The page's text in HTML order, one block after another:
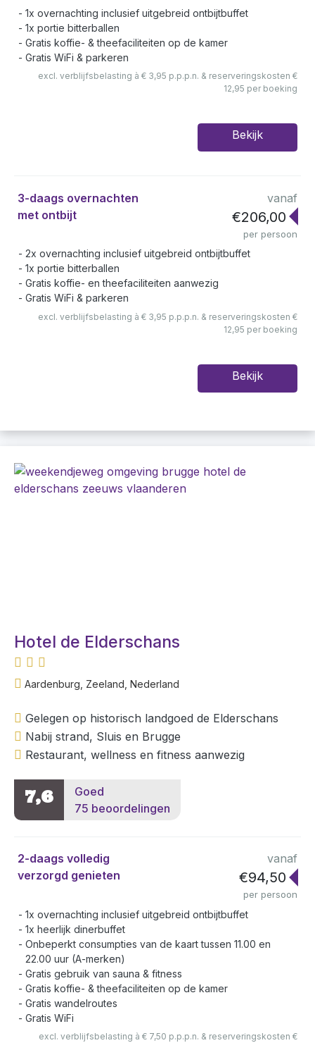
1x overnachting inclusief uitgebreid ontbijtbuffet
1x portie bitterballen
Gratis koffie- & theefaciliteiten op de kamer
Gratis WiFi & parkeren
excl. verblijfsbelasting à € 3,95 p.p.p.n. & reserveringskosten €
12,95 per boeking
Bekijk
3-daags overnachten
met ontbijt
vanaf
€206,00
per persoon
2x overnachting inclusief uitgebreid ontbijtbuffet
1x portie bitterballen
Gratis koffie- en theefaciliteiten aanwezig
Gratis WiFi & parkeren
excl. verblijfsbelasting à € 3,95 p.p.p.n. & reserveringskosten €
12,95 per boeking
Bekijk
Hotel de Elderschans
Aardenburg, Zeeland, Nederland
Gelegen op historisch landgoed de Elderschans
Nabij strand, Sluis en Brugge
Restaurant, wellness en fitness aanwezig
7,6
Goed
75 beoordelingen
2-daags volledig
verzorgd genieten
vanaf
€94,50
per persoon
1x overnachting inclusief uitgebreid ontbijtbuffet
1x heerlijk dinerbuffet
Onbeperkt consumpties van de kaart tussen 11.00 en
22.00 uur (A-merken)
Gratis gebruik van sauna & fitness
Gratis koffie- & theefaciliteiten op de kamer
Gratis wandelroutes
Gratis WiFi
excl. verblijfsbelasting à € 7,50 p.p.p.n. & reserveringskosten €